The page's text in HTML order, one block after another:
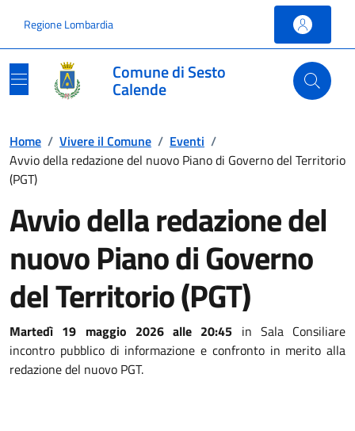
Regione Lombardia
Comune di Sesto
Calende
Home / Vivere il Comune / Eventi /
Avvio della redazione del nuovo Piano di Governo del Territorio
(PGT)
Avvio della redazione del
nuovo Piano di Governo
del Territorio (PGT)
Martedì 19 maggio 2026 alle 20:45 in Sala Consiliare
incontro pubblico di informazione e confronto in merito alla
redazione del nuovo PGT.